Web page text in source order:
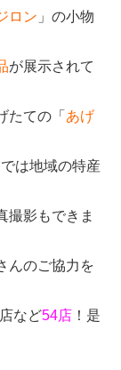
ロン 」の小物
が展示されて
たての「 あげ
は地域の特産
撮影もできま
んのご協力を
など54店 ！是